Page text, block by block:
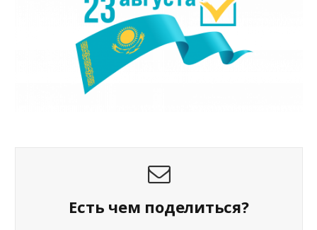
Есть чем поделиться?